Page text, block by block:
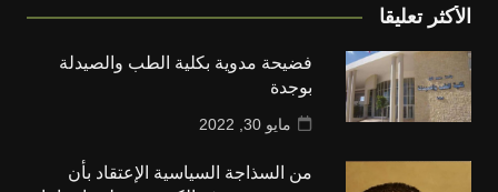
تعليقا
فضيحة مدوية بكلية الطب والصيدلة
بوجدة
مايو 30, 2022
من السذاجة السياسية الإعتقاد بأن